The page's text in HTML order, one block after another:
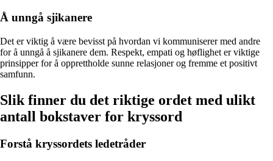
Å unngå sjikanere
Det er viktig å være bevisst på hvordan vi kommuniserer med andre
for å unngå å sjikanere dem. Respekt, empati og høflighet er viktige
prinsipper for å opprettholde sunne relasjoner og fremme et positivt
samfunn.
Slik finner du det riktige ordet med ulikt
antall bokstaver for kryssord
Forstå kryssordets ledetråder